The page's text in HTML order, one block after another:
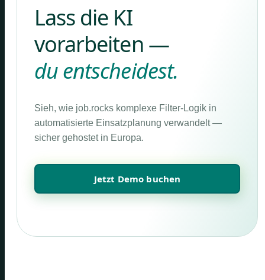
Lass die KI
vorarbeiten —
du entscheidest.
Sieh, wie job.rocks komplexe Filter-Logik in
automatisierte Einsatzplanung verwandelt —
sicher gehostet in Europa.
Jetzt Demo buchen